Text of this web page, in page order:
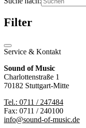
Filter
Service & Kontakt
Sound of Music
Charlottenstraße 1
70182 Stuttgart-Mitte
Tel.: 0711 / 247484
Fax: 0711 / 240100
info@sound-of-music.de